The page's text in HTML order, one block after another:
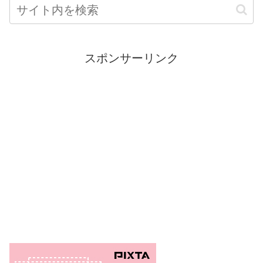
スポンサーリンク